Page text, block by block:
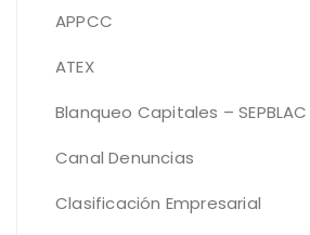
APPCC
ATEX
Blanqueo Capitales – SEPBLAC
Canal Denuncias
Clasificación Empresarial